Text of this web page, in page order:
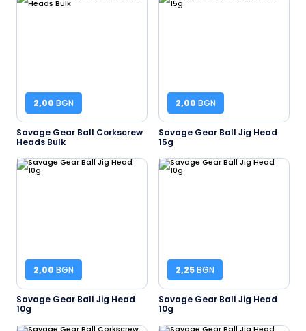
2,00 BGN
Savage Gear Ball Corkscrew
Heads Bulk
2,00 BGN
Savage Gear Ball Jig Head
15g
2,00 BGN
Savage Gear Ball Jig Head
10g
2,25BGN
Savage Gear Ball Jig Head
10g